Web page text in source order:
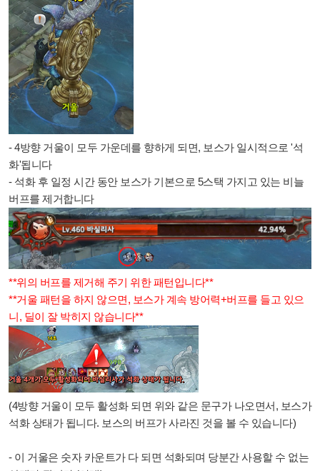
- 4방향 거울이 모두 가운데를 향하게 되면, 보스가 일시적으로 '석
화'됩니다
- 석화 후 일정 시간 동안 보스가 기본으로 5스택 가지고 있는 비늘
버프를 제거합니다
**위의 버프를 제거해 주기 위한 패턴입니다**
**거울 패턴을 하지 않으면, 보스가 계속 방어력+버프를 들고 있으
니, 딜이 잘 박히지 않습니다**
(4방향 거울이 모두 활성화 되면 위와 같은 문구가 나오면서, 보스가
석화 상태가 됩니다. 보스의 버프가 사라진 것을 볼 수 있습니다)
- 이 거울은 숫자 카운트가 다 되면 석화되며 당분간 사용할 수 없는